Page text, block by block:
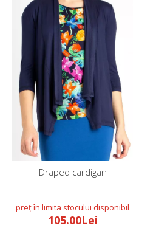
Draped cardigan
105.00Lei